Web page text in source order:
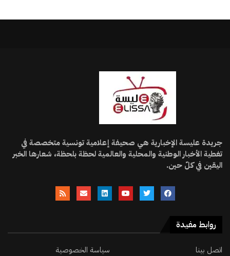
جريدة عليسة الإخبارية هي صحيفة إعلامية تونسية متخصصة في
تغطية الأخبار الوطنية والمحلية والعالمية لحظة بلحظة، شعارها الخبر
اليقين في كلّ حين.
روابط مفيدة
اتصل بينا
سياسة الخصوصية